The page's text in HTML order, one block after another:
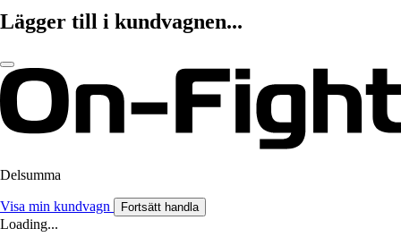
Lägger till i kundvagnen...
Delsumma
Visa min kundvagn Fortsätt handla
Loading...